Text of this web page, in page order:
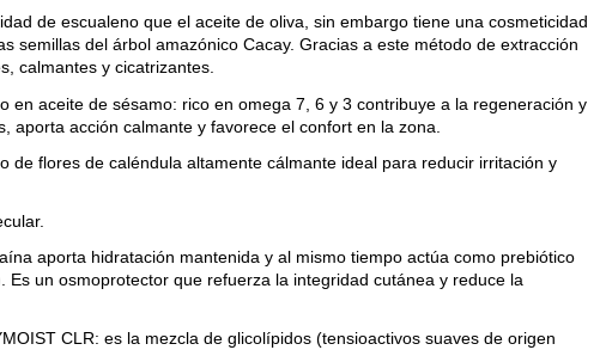
de escualeno que el aceite de oliva, sin embargo tiene una cosmeticidad
semillas del árbol amazónico Cacay. Gracias a este método de extracción
calmantes y cicatrizantes.
en aceite de sésamo: rico en omega 7, 6 y 3 contribuye a la regeneración y
aporta acción calmante y favorece el confort en la zona.
de flores de caléndula altamente cálmante ideal para reducir irritación y
aporta hidratación mantenida y al mismo tiempo actúa como prebiótico
Es un osmoprotector que refuerza la integridad cutánea y reduce la
CLR: es la mezcla de glicolípidos (tensioactivos suaves de origen